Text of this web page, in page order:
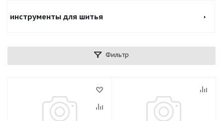
инструменты для шитья
Фильтр